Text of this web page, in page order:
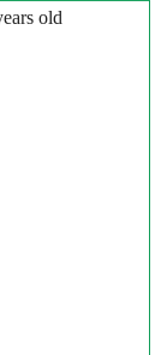
old